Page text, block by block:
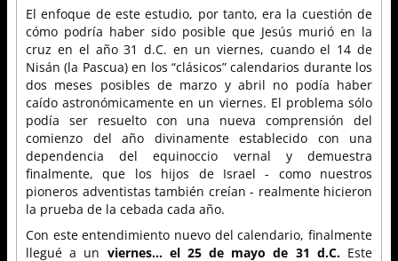
El enfoque de este estudio, por tanto, era la cuestión de
cómo podría haber sido posible que Jesús murió en la
cruz en el año 31 d.C. en un viernes, cuando el 14 de
Nisán (la Pascua) en los “clásicos” calendarios durante los
dos meses posibles de marzo y abril no podía haber
caído astronómicamente en un viernes. El problema sólo
podía ser resuelto con una nueva comprensión del
comienzo del año divinamente establecido con una
dependencia del equinoccio vernal y demuestra
finalmente, que los hijos de Israel - como nuestros
pioneros adventistas también creían - realmente hicieron
la prueba de la cebada cada año.
Con este entendimiento nuevo del calendario, finalmente
llegué a un viernes... el 25 de mayo de 31 d.C.Este